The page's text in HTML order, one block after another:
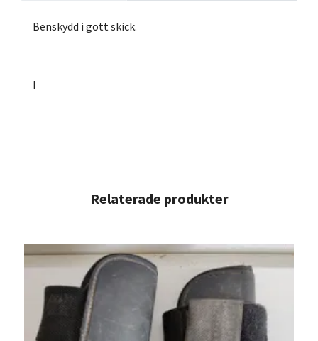
Benskydd i gott skick.
I